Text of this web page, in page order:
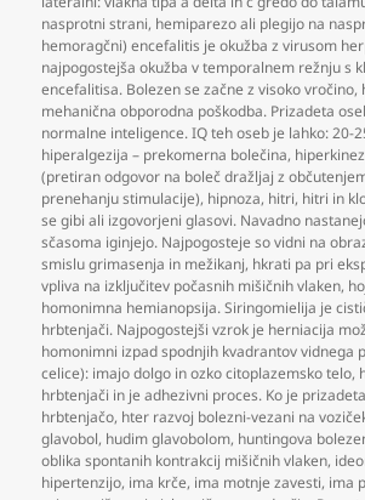
nasprotni strani, hemiparezo ali plegijo na
hemoragčni) encefalitis je okužba z virusom
najpogostejša okužba v temporalnem režnju s
encefalitisa. Bolezen se začne z visoko vročino,
mehanična obporodna poškodba. Prizadeta
normalne inteligence. IQ teh oseb je lahko: 20-
hiperalgezija – prekomerna bolečina,
(pretiran odgovor na boleč dražljaj z
prenehanju stimulacije), hipnoza, hitri, hitri in
se gibi ali izgovorjeni glasovi. Navadno
sčasoma iginjejo. Najpogosteje so vidni na
smislu grimasenja in mežikanj, hkrati pa pri
vpliva na izključitev počasnih mišičnih vlaken,
homonimna hemianopsija. Siringomielija je
hrbtenjači. Najpogostejši vzrok je herniacija
homonimni izpad spodnjih kvadrantov vidnega
celice): imajo dolgo in ozko citoplazemsko telo,
hrbtenjači in je adhezivni proces. Ko je
hrbtenjačo, hter razvoj bolezni-vezani na
glavobol, hudim glavobolom, huntingova
oblika spontanih kontrakcij mišičnih vlaken,
hipertenzijo, ima krče, ima motnje zavesti, ima